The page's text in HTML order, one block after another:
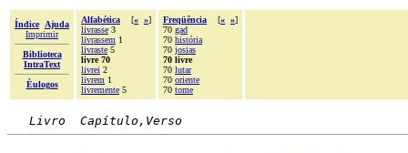
Índice
Ajuda
Imprimir
Biblioteca
IntraText
Èulogos
Alfabética [« »]
livrasse 3
livrassem 1
livraste 5
livre 70
livrei 2
livrem 1
livremente 5
Freqüência [« »]
70 gad
70 história
70 josias
70 livre
70 lutar
70 oriente
70 tome
Livro  Capítulo,Verso